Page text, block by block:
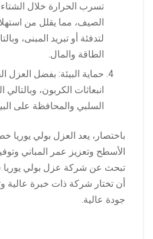
تسرب الحرارة خلال
الصيف، مما يقلل من
لتدفئة أو تبريد المبنى،
الطاقة والمال.
حماية البيئة: بفضل العزل
انبعاثات الكربون، وبالتالي
السلبي والمحافظة على
باختصار، يعد العزل بولي
الأسطح وتعزيز عمر المباني
تبحث عن شركة عزل بولي يوريا
أن تختار شركة ذات خبرة عالية
جودة عالية.